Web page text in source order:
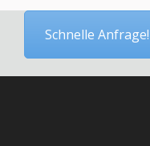
Schnelle Anfrage!